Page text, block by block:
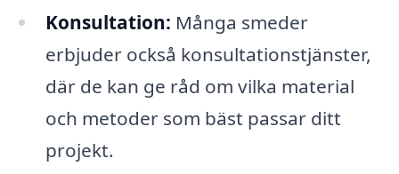
Konsultation: Många smeder
erbjuder också konsultationstjänster,
där de kan ge råd om vilka material
och metoder som bäst passar ditt
projekt.